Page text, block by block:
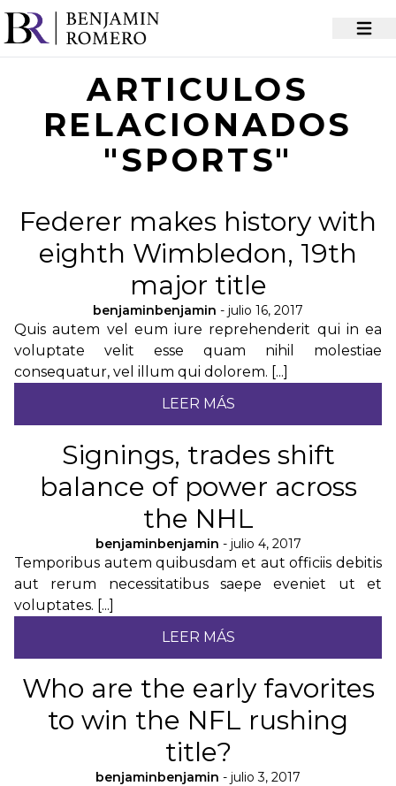
ARTICULOS
RELACIONADOS
"SPORTS"
Federer makes history with
eighth Wimbledon, 19th
major title
benjaminbenjamin - julio 16, 2017
Quis autem vel eum iure reprehenderit qui in ea
voluptate velit esse quam nihil molestiae
consequatur, vel illum qui dolorem. [...]
LEER MÁS
Signings, trades shift
balance of power across
the NHL
benjaminbenjamin - julio 4, 2017
Temporibus autem quibusdam et aut officiis debitis
aut rerum necessitatibus saepe eveniet ut et
voluptates. [...]
LEER MÁS
Who are the early favorites
to win the NFL rushing
title?
benjaminbenjamin - julio 3, 2017